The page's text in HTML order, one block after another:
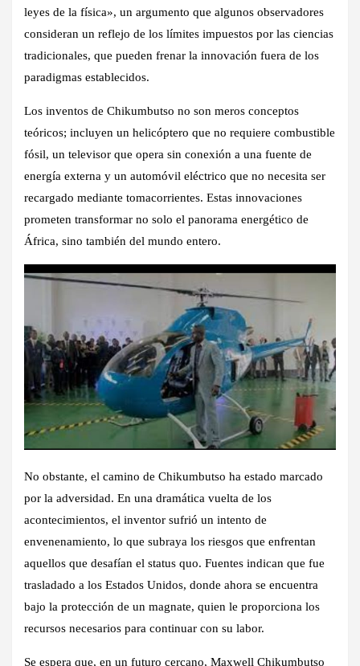
leyes de la física», un argumento que algunos observadores
consideran un reflejo de los límites impuestos por las ciencias
tradicionales, que pueden frenar la innovación fuera de los
paradigmas establecidos.
Los inventos de Chikumbutso no son meros conceptos
teóricos; incluyen un helicóptero que no requiere combustible
fósil, un televisor que opera sin conexión a una fuente de
energía externa y un automóvil eléctrico que no necesita ser
recargado mediante tomacorrientes. Estas innovaciones
prometen transformar no solo el panorama energético de
África, sino también del mundo entero.
No obstante, el camino de Chikumbutso ha estado marcado
por la adversidad. En una dramática vuelta de los
acontecimientos, el inventor sufrió un intento de
envenenamiento, lo que subraya los riesgos que enfrentan
aquellos que desafían el status quo. Fuentes indican que fue
trasladado a los Estados Unidos, donde ahora se encuentra
bajo la protección de un magnate, quien le proporciona los
recursos necesarios para continuar con su labor.
Se espera que, en un futuro cercano, Maxwell Chikumbutso